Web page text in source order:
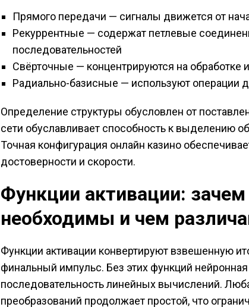
Прямого передачи — сигналы движется от
Рекуррентные — содержат петлевые
последовательностей
Свёрточные — концентрируются на обработке
Радиально-базисные — используют операции
Определение структуры обусловлен от
сети обуславливает способность к выделению
Точная конфигурация онлайн казино
достоверности и скорости.
Функции активации: зачем
необходимы и чем
Функции активации конвертируют взвешенную
финальный импульс. Без этих функций
последовательность линейных вычислений.
преобразований продолжает простой, что